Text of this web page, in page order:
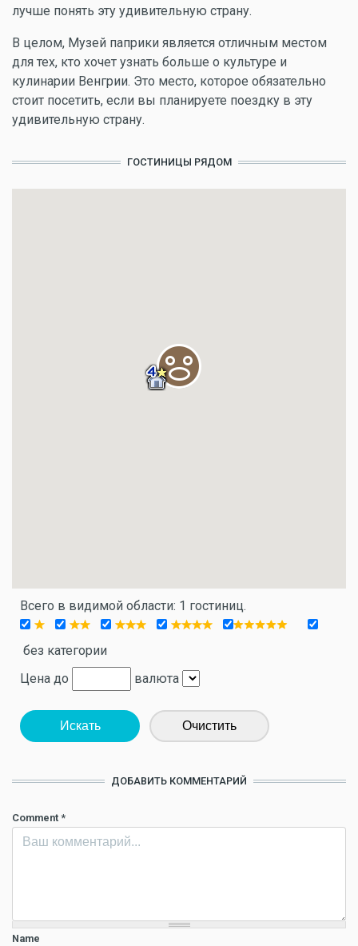
лучше понять эту удивительную страну.
В целом, Музей паприки является отличным местом
для тех, кто хочет узнать больше о культуре и
кулинарии Венгрии. Это место, которое обязательно
стоит посетить, если вы планируете поездку в эту
удивительную страну.
ГОСТИНИЦЫ РЯДОМ
Всего в видимой области: 1 гостиниц.
без категории
Цена до
валюта
Искать Очистить
ДОБАВИТЬ КОММЕНТАРИЙ
Comment *
Name